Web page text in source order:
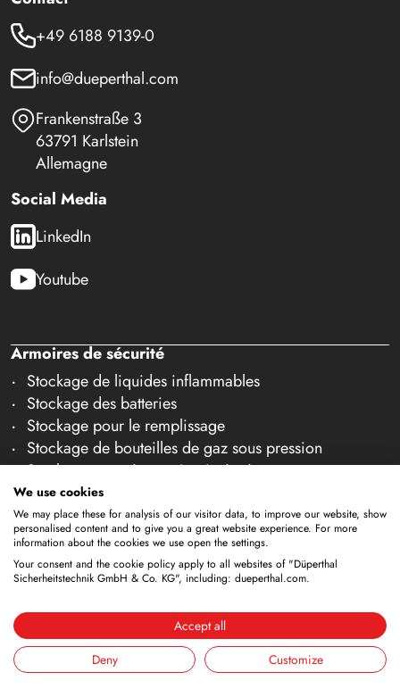
+49 6188 9139-0
info@dueperthal.com
Frankenstraße 3
63791 Karlstein
Allemagne
Social Media
LinkedIn
Youtube
Armoires de sécurité
Stockage de liquides inflammables
Stockage des batteries
Stockage pour le remplissage
Stockage de bouteilles de gaz sous pression
Stockage avec évacuation intégrée
Stockage réfrigéré
Stockage combiné
Stockage dans des salles blanches
Stockage de liquides non inflammables
Galerie accessoires
Équipements de sécurité
Systèmes ANA (DÜANA)
Systèmes de ventilation
We use cookies
We may place these for analysis of our visitor data, to improve our website, show
personalised content and to give you a great website experience. For more
information about the cookies we use open the settings.
Your consent and the cookie policy apply to all websites of "Düperthal
Sicherheitstechnik GmbH & Co. KG", including: dueperthal.com.
Accept all
Deny
Customize